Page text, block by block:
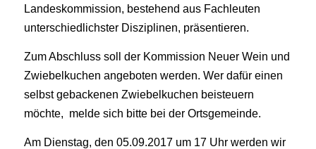
Landeskommission, bestehend aus Fachleuten
unterschiedlichster Disziplinen, präsentieren.
Zum Abschluss soll der Kommission Neuer Wein und
Zwiebelkuchen angeboten werden. Wer dafür einen
selbst gebackenen Zwiebelkuchen beisteuern
möchte, melde sich bitte bei der Ortsgemeinde.
Am Dienstag, den 05.09.2017 um 17 Uhr werden wir